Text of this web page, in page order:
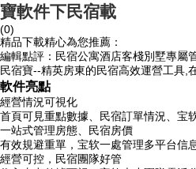
寶軟件下民宿載
(0)
精品下載精心為您推薦：
編輯點評：民宿公寓酒店客棧別墅專屬
民宿寶--精英房東的民宿高效運營工具,
軟件亮點
經營情況可視化
首頁可見重點數據、民宿訂單情況、宝
一站式管理房態、民宿房價
有效規避重單，宝软一處管理多平台信
經營可控，民宿團隊好管